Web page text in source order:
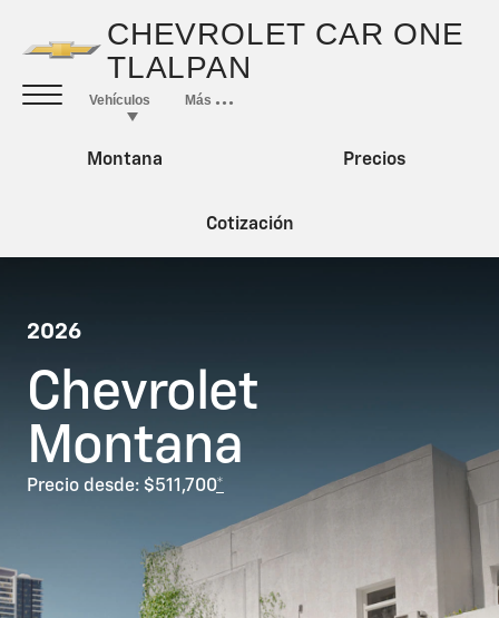
Montana Precios
Cotización
2026
Chevrolet
Montana
Precio desde: $511,700*